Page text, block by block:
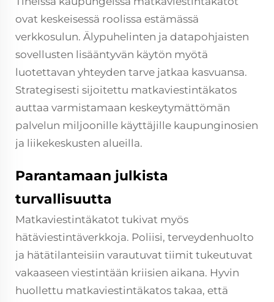
ovat keskeisessä roolissa estämässä
verkkosulun. Älypuhelinten ja datapohjaisten
sovellusten lisääntyvän käytön myötä
luotettavan yhteyden tarve jatkaa kasvuansa.
Strategisesti sijoitettu matkaviestintäkatos
auttaa varmistamaan keskeytymättömän
palvelun miljoonille käyttäjille kaupunginosien
ja liikekeskusten alueilla.
Parantamaan julkista
turvallisuutta
Matkaviestintäkatot tukivat myös
hätäviestintäverkkoja. Poliisi, terveydenhuolto
ja hätätilanteisiin varautuvat tiimit tukeutuvat
vakaaseen viestintään kriisien aikana. Hyvin
huollettu matkaviestintäkatos takaa, että